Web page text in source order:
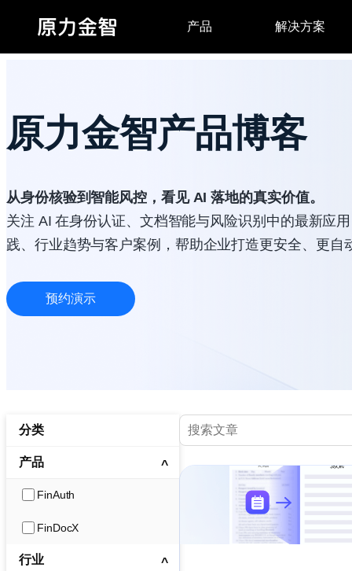
原力金智产品博客
从身份核验到智能风控，看见 AI 落地的真实价值。
关注 AI 在身份认证、文档智能与风险识别中的最新应
践、行业趋势与客户案例，帮助企业打造更安全、更自
预约演示
分类
产品
FinAuth
FinDocX
行业